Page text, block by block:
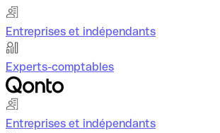
Entreprises et indépendants
Experts-comptables
Entreprises et indépendants